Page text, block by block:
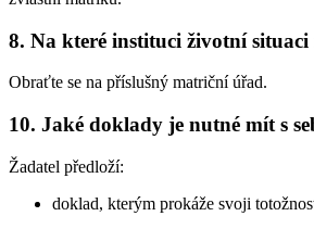
8. Na které instituci životní situaci
Obraťte se na příslušný matriční úřad.
10. Jaké doklady je nutné mít s
Žadatel předloží:
doklad, kterým prokáže svoji